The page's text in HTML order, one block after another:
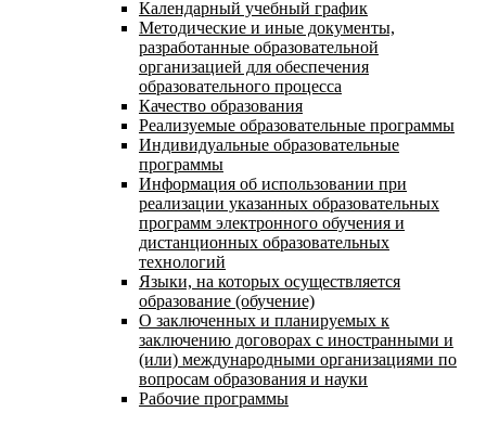
Календарный учебный график
Методические и иные документы,
разработанные образовательной
организацией для обеспечения
образовательного процесса
Качество образования
Реализуемые образовательные программы
Индивидуальные образовательные
программы
Информация об использовании при
реализации указанных образовательных
программ электронного обучения и
дистанционных образовательных
технологий
Языки, на которых осуществляется
образование (обучение)
О заключенных и планируемых к
заключению договорах с иностранными и
(или) международными организациями по
вопросам образования и науки
Рабочие программы